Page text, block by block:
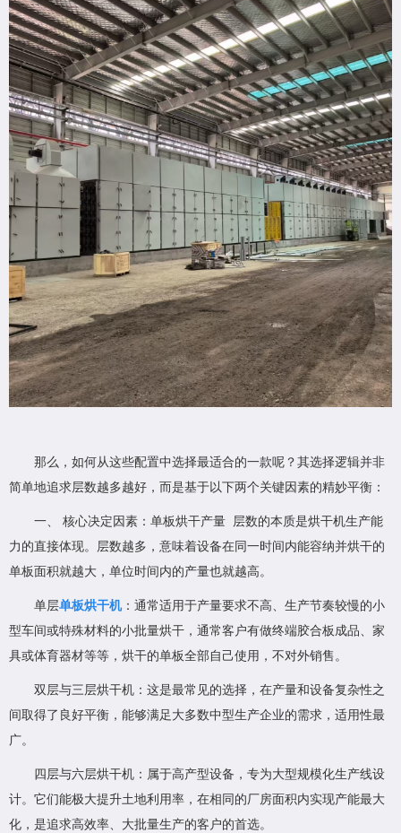
那么，如何从这些配置中选择最适合的一款呢？其选择逻辑并非
简单地追求层数越多越好，而是基于以下两个关键因素的精妙平衡：
一、 核心决定因素：单板烘干产量 层数的本质是烘干机生产能
力的直接体现。层数越多，意味着设备在同一时间内能容纳并烘干的
单板面积就越大，单位时间内的产量也就越高。
单层单板烘干机：通常适用于产量要求不高、生产节奏较慢的小
型车间或特殊材料的小批量烘干，通常客户有做终端胶合板成品、家
具或体育器材等等，烘干的单板全部自己使用，不对外销售。
双层与三层烘干机：这是最常见的选择，在产量和设备复杂性之
间取得了良好平衡，能够满足大多数中型生产企业的需求，适用性最
广。
四层与六层烘干机：属于高产型设备，专为大型规模化生产线设
计。它们能极大提升土地利用率，在相同的厂房面积内实现产能最大
化，是追求高效率、大批量生产的客户的首选。